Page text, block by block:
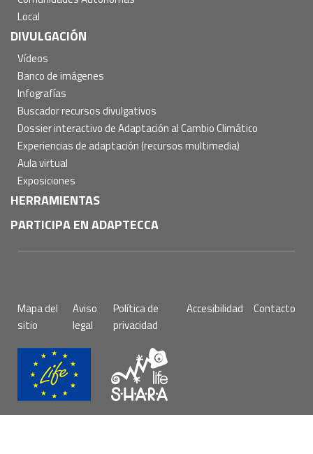
Local
DIVULGACIÓN
Vídeos
Banco de imágenes
Infografías
Buscador recursos divulgativos
Dossier interactivo de Adaptación al Cambio Climático
Experiencias de adaptación (recursos multimedia)
Aula virtual
Exposiciones
HERRAMIENTAS
PARTICIPA EN ADAPTECCA
de
página
Mapa del
sitio
Aviso
legal
Política de
privacidad
Accesibilidad Contacto